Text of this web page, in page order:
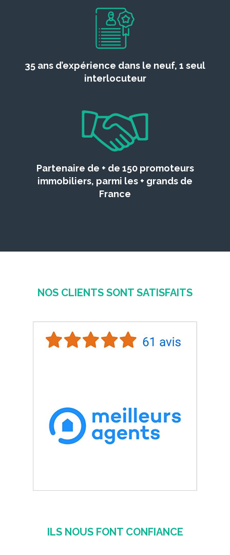
35 ans d’expérience dans le neuf, 1 seul
interlocuteur
Partenaire de + de 150 promoteurs
immobiliers, parmi les + grands de
France
NOS CLIENTS SONT SATISFAITS
ILS NOUS FONT CONFIANCE